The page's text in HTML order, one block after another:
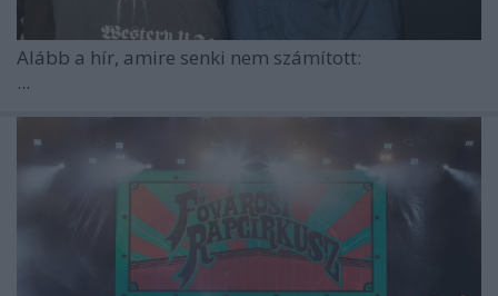
Alább a hír, amire senki nem számított:
...